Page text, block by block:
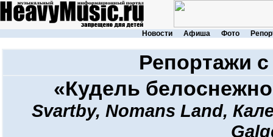
Новости Афиша Фото
Репортажи
«Кудель
Svartby, Nomans Land,